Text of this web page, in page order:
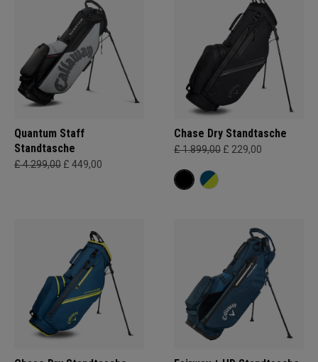
Quantum Staff
Standtasche
£ 4.299,00 £ 449,00
Chase Dry Standtasche
£ 1.899,00 £ 229,00